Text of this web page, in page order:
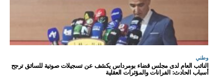
وطني
النائب العام لدى مجلس قضاء بومرداس يكشف عن تسجيلات صوتية للسائق ترجح
أسباب الحادث: الفرانات والمؤثرات العقلية